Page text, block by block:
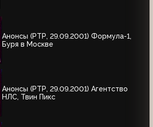
Анонсы (РТР, 29.09.2001) Формула-1,
Буря в Москве
Анонсы (РТР, 29.09.2001) Агентство
НЛС, Твин Пикс